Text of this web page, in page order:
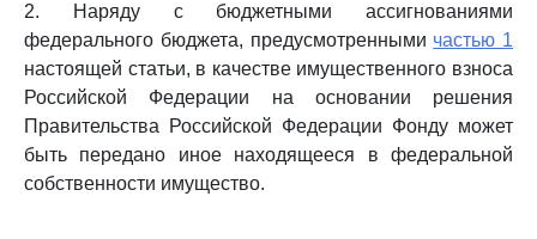
2. Наряду с бюджетными ассигнованиями
федерального бюджета, предусмотренными частью 1
настоящей статьи, в качестве имущественного взноса
Российской Федерации на основании решения
Правительства Российской Федерации Фонду может
быть передано иное находящееся в федеральной
собственности имущество.